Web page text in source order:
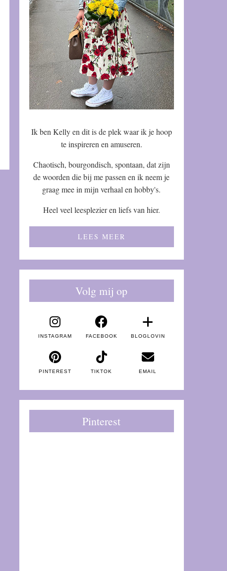
Ik ben Kelly en dit is de plek waar ik je hoop
te inspireren en amuseren.
Chaotisch, bourgondisch, spontaan, dat zijn
de woorden die bij me passen en ik neem je
graag mee in mijn verhaal en hobby's.
Heel veel leesplezier en liefs van hier.
LEES MEER
Volg mij op
INSTAGRAM FACEBOOK BLOGLOVIN
PINTEREST TIKTOK EMAIL
Pinterest